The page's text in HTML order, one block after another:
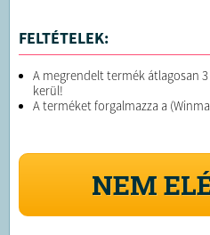
FELTÉTELEK:
A megrendelt termék átlagosan
kerül!
A terméket forgalmazza a
NEM